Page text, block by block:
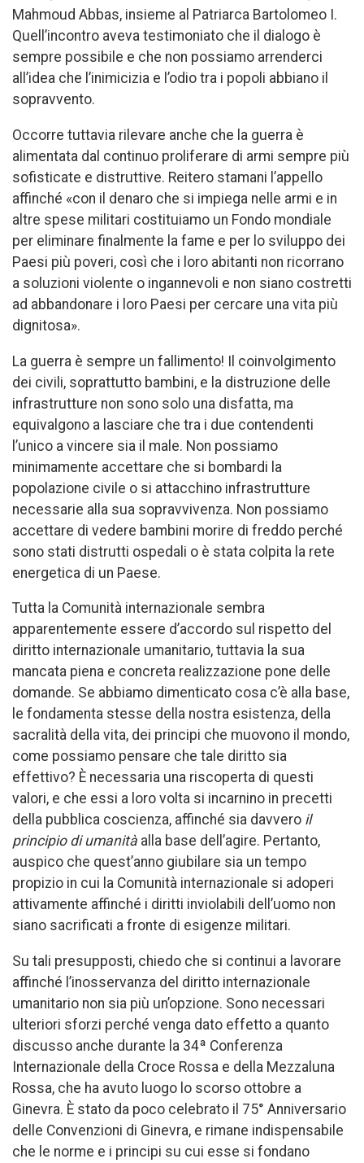
Mahmoud Abbas, insieme al Patriarca Bartolomeo I.
Quell’incontro aveva testimoniato che il dialogo è
sempre possibile e che non possiamo arrenderci
all’idea che l’inimicizia e l’odio tra i popoli abbiano il
sopravvento.
Occorre tuttavia rilevare anche che la guerra è
alimentata dal continuo proliferare di armi sempre più
sofisticate e distruttive. Reitero stamani l’appello
affinché «con il denaro che si impiega nelle armi e in
altre spese militari costituiamo un Fondo mondiale
per eliminare finalmente la fame e per lo sviluppo dei
Paesi più poveri, così che i loro abitanti non ricorrano
a soluzioni violente o ingannevoli e non siano costretti
ad abbandonare i loro Paesi per cercare una vita più
dignitosa».
La guerra è sempre un fallimento! Il coinvolgimento
dei civili, soprattutto bambini, e la distruzione delle
infrastrutture non sono solo una disfatta, ma
equivalgono a lasciare che tra i due contendenti
l’unico a vincere sia il male. Non possiamo
minimamente accettare che si bombardi la
popolazione civile o si attacchino infrastrutture
necessarie alla sua sopravvivenza. Non possiamo
accettare di vedere bambini morire di freddo perché
sono stati distrutti ospedali o è stata colpita la rete
energetica di un Paese.
Tutta la Comunità internazionale sembra
apparentemente essere d’accordo sul rispetto del
diritto internazionale umanitario, tuttavia la sua
mancata piena e concreta realizzazione pone delle
domande. Se abbiamo dimenticato cosa c’è alla base,
le fondamenta stesse della nostra esistenza, della
sacralità della vita, dei principi che muovono il mondo,
come possiamo pensare che tale diritto sia
effettivo? È necessaria una riscoperta di questi
valori, e che essi a loro volta si incarnino in precetti
della pubblica coscienza, affinché sia davvero il
principio di umanità alla base dell’agire. Pertanto,
auspico che quest’anno giubilare sia un tempo
propizio in cui la Comunità internazionale si adoperi
attivamente affinché i diritti inviolabili dell’uomo non
siano sacrificati a fronte di esigenze militari.
Su tali presupposti, chiedo che si continui a lavorare
affinché l’inosservanza del diritto internazionale
umanitario non sia più un’opzione. Sono necessari
ulteriori sforzi perché venga dato effetto a quanto
discusso anche durante la 34ª Conferenza
Internazionale della Croce Rossa e della Mezzaluna
Rossa, che ha avuto luogo lo scorso ottobre a
Ginevra. È stato da poco celebrato il 75° Anniversario
delle Convenzioni di Ginevra, e rimane indispensabile
che le norme e i principi su cui esse si fondano